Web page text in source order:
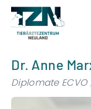
Dr. Anne
Diplomate